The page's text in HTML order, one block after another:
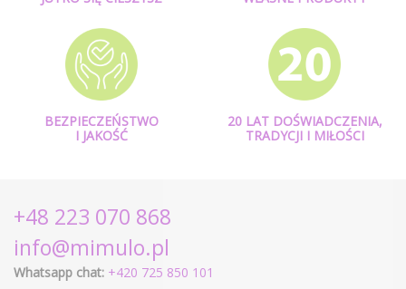
BEZPIECZEŃSTWO
I JAKOŚĆ
20 LAT DOŚWIADCZENIA,
TRADYCJI I MIŁOŚCI
+48 223 070 868
info@mimulo.pl
Whatsapp chat: +420 725 850 101